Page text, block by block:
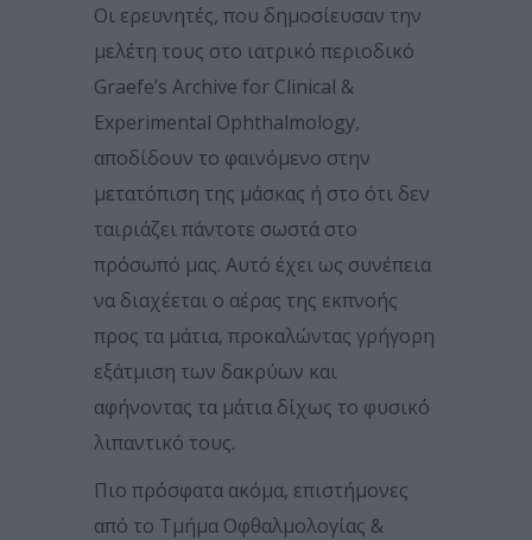
Οι ερευνητές, που δημοσίευσαν την
μελέτη τους στο ιατρικό περιοδικό
Graefe’s Archive for Clinical &
Experimental Ophthalmology,
αποδίδουν το φαινόμενο στην
μετατόπιση της μάσκας ή στο ότι δεν
ταιριάζει πάντοτε σωστά στο
πρόσωπό μας. Αυτό έχει ως συνέπεια
να διαχέεται ο αέρας της εκπνοής
προς τα μάτια, προκαλώντας γρήγορη
εξάτμιση των δακρύων και
αφήνοντας τα μάτια δίχως το φυσικό
λιπαντικό τους.
Πιο πρόσφατα ακόμα, επιστήμονες
από το Τμήμα Οφθαλμολογίας &